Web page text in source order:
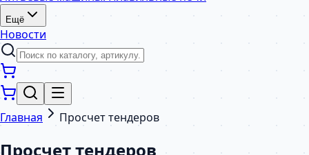
Ещё
Новости
Главная Просчет тендеров
Просчет тендеров